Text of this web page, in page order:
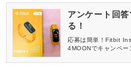
アンケート回
る！
応募は簡単！Fitbit
4MOONでキャンペー